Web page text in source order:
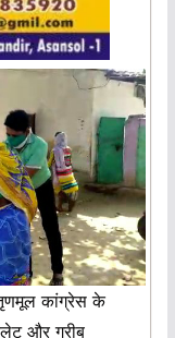
कांग्रेस के
और गरीब